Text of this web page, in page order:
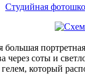
Студийная
большая
соты и
который